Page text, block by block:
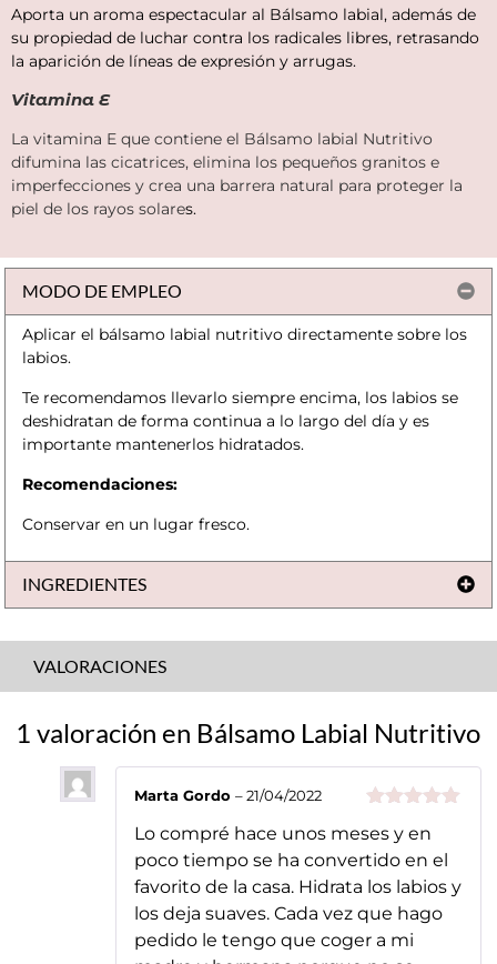
Aporta un aroma espectacular al Bálsamo labial, además de
su propiedad de luchar contra los radicales libres, retrasando
la aparición de líneas de expresión y arrugas.
Vitamina E
La vitamina E que contiene el Bálsamo labial Nutritivo
difumina las cicatrices, elimina los pequeños granitos e
imperfecciones y crea una barrera natural para proteger la
piel de los rayos solares.
MODO DE EMPLEO
Aplicar el bálsamo labial nutritivo directamente sobre los
labios.
Te recomendamos llevarlo siempre encima, los labios se
deshidratan de forma continua a lo largo del día y es
importante mantenerlos hidratados.
Recomendaciones:
Conservar en un lugar fresco.
INGREDIENTES
VALORACIONES
1 valoración en Bálsamo Labial Nutritivo
con5de 5
Marta Gordo– 21/04/2022
Lo compré hace unos meses y en
poco tiempo se ha convertido en el
favorito de la casa. Hidrata los labios y
los deja suaves. Cada vez que hago
pedido le tengo que coger a mi